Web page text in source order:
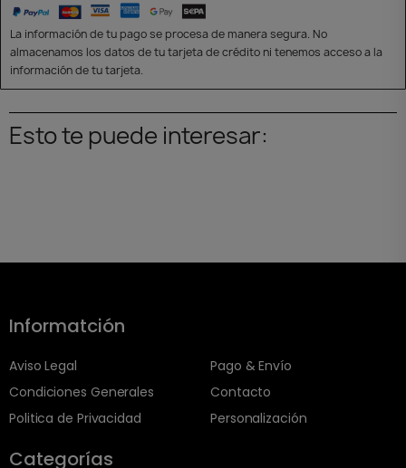
La información de tu pago se procesa de manera segura. No
almacenamos los datos de tu tarjeta de crédito ni tenemos acceso a la
información de tu tarjeta.
Esto te puede interesar:
Informatción
Aviso Legal
Condiciones Generales
Politica de Privacidad
Pago & Envío
Contacto
Personalización
Categorías